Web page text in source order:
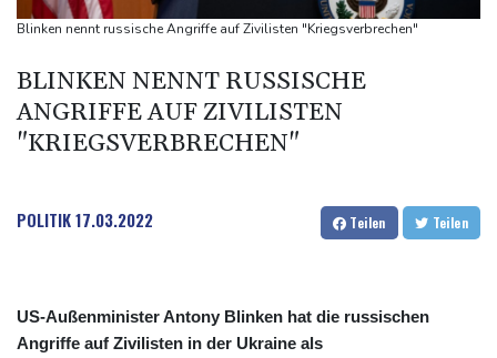
Drohnen über Bundeswehrstandort in Nordrhein-Westfalen
Ungarns Regierungspartei nominiert Ex-Gerichtspräsidenten
Baka als Staatschef
Schwimm-EM: Halbisch winkt und springt zu Bronze
Blinken nennt russische Angriffe auf Zivilisten "Kriegsverbrechen"
BLINKEN NENNT RUSSISCHE
ANGRIFFE AUF ZIVILISTEN
"KRIEGSVERBRECHEN"
POLITIK17.03.2022 Teilen Teilen
US-Außenminister Antony Blinken hat die russischen
Angriffe auf Zivilisten in der Ukraine als